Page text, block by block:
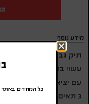
מידע נוסף
תיק גב SWISS
עשוי בד איכותי במיוחד
עם יציאת USB משולבת הטענה
3 תאים גדולים, שני תאים קידמים
כל המחירים באתר